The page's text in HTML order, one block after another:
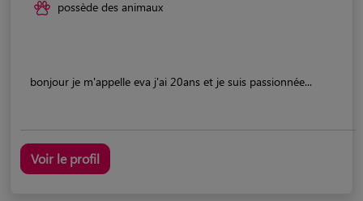
possède des animaux
bonjour je m'appelle eva j'ai 20ans et je suis passionnée...
Voir le profil